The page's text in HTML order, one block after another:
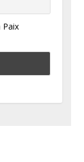
Paix